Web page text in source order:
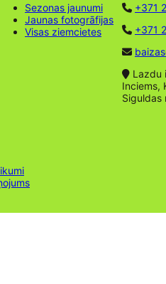
Sezonas jaunumi
Jaunas fotogrāfijas
Visas ziemcietes
+371
+371
Lazdu
Inciems,
Siguldas